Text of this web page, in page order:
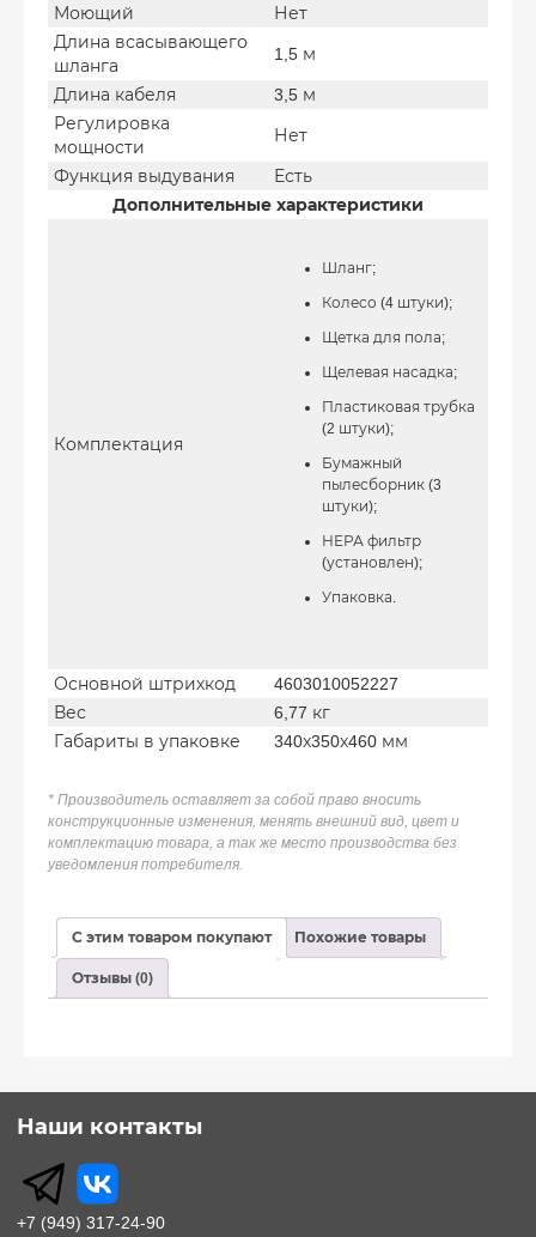
Моющий
Нет
Длина всасывающего
шланга
1,5 м
Длина кабеля
3,5 м
Регулировка
мощности
Нет
Функция выдувания
Есть
Дополнительные характеристики
Комплектация
Шланг;
Колесо (4 штуки);
Щетка для пола;
Щелевая насадка;
Пластиковая трубка
(2 штуки);
Бумажный
пылесборник (3
штуки);
НЕРА фильтр
(установлен);
Упаковка.
Основной штрихкод
4603010052227
Вес
6,77 кг
Габариты в упаковке
340х350х460 мм
* Производитель оставляет за собой право вносить
конструкционные изменения, менять внешний вид, цвет и
комплектацию товара, а так же место производства без
уведомления потребителя.
С этим товаром покупают Похожие товары
Отзывы (0)
Наши контакты
+7 (949) 317-24-90